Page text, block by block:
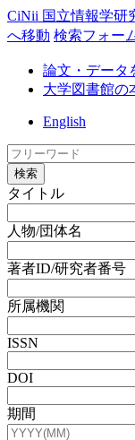
CiNii 国立情報学研
へ移動 検索フォー
論文・データ
大学図書館の
English
検索
タイトル
人物/団体名
著者ID/研究者番号
所属機関
ISSN
DOI
期間